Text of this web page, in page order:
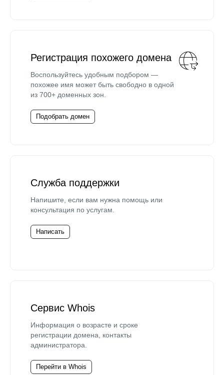
Регистрация похожего домена
Воспользуйтесь удобным подбором —
похожее имя может быть свободно в одной
из 700+ доменных зон.
Подобрать домен
Служба поддержки
Напишите, если вам нужна помощь или
консультация по услугам.
Написать
Сервис Whois
Информация о возрасте и сроке
регистрации домена, контакты
администратора.
Перейти в Whois